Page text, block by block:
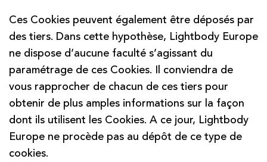
Ces Cookies peuvent également être déposés par
des tiers. Dans cette hypothèse, Lightbody Europe
ne dispose d’aucune faculté s’agissant du
paramétrage de ces Cookies. Il conviendra de
vous rapprocher de chacun de ces tiers pour
obtenir de plus amples informations sur la façon
dont ils utilisent les Cookies. A ce jour, Lightbody
Europe ne procède pas au dépôt de ce type de
cookies.